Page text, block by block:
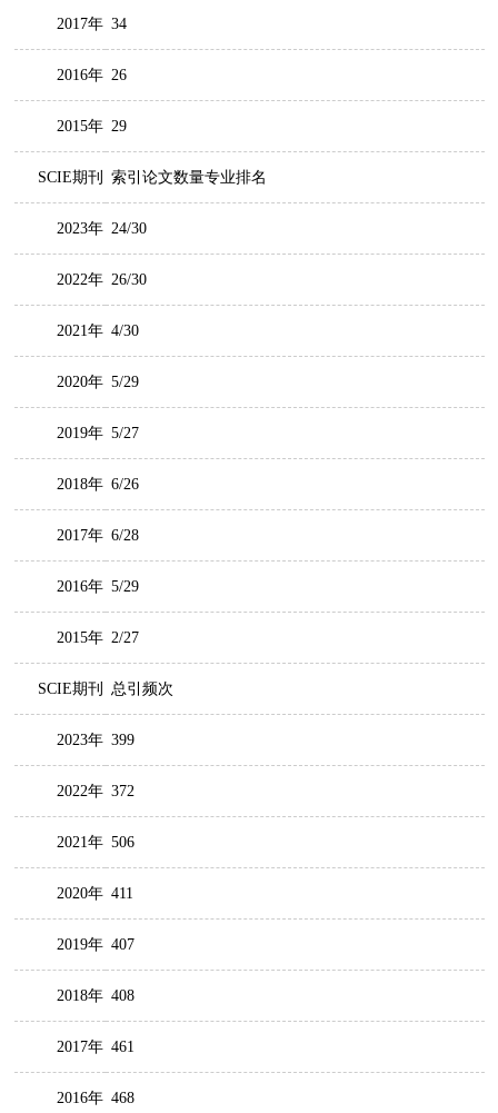
2017年 34
2016年 26
2015年 29
SCIE期刊 索引论文数量专业排名
2023年 24/30
2022年 26/30
2021年 4/30
2020年 5/29
2019年 5/27
2018年 6/26
2017年 6/28
2016年 5/29
2015年 2/27
SCIE期刊 总引频次
2023年 399
2022年 372
2021年 506
2020年 411
2019年 407
2018年 408
2017年 461
2016年 468